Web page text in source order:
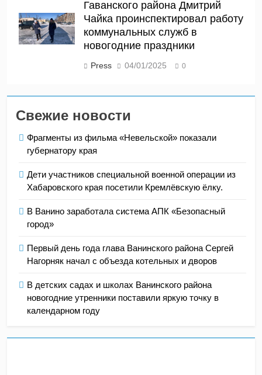
Гаванского района Дмитрий
Чайка проинспектировал работу
коммунальных служб в
новогодние праздники
Press 04/01/2025 0
Свежие новости
Фрагменты из фильма «Невельской» показали
губернатору края
Дети участников специальной военной операции из
Хабаровского края посетили Кремлёвскую ёлку.
В Ванино заработала система АПК «Безопасный
город»
Первый день года глава Ванинского района Сергей
Нагорняк начал с объезда котельных и дворов
В детских садах и школах Ванинского района
новогодние утренники поставили яркую точку в
календарном году